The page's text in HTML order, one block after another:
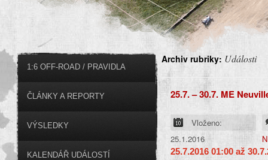
Archiv rubriky: Události
25.7. – 30.7. ME
Vloženo:
25.1.2016
25.7.2016 01:00 až
1:6 OFF-ROAD / PRAVIDLA
ČLÁNKY A REPORTY
VÝSLEDKY
KALENDÁŘ UDÁLOSTÍ